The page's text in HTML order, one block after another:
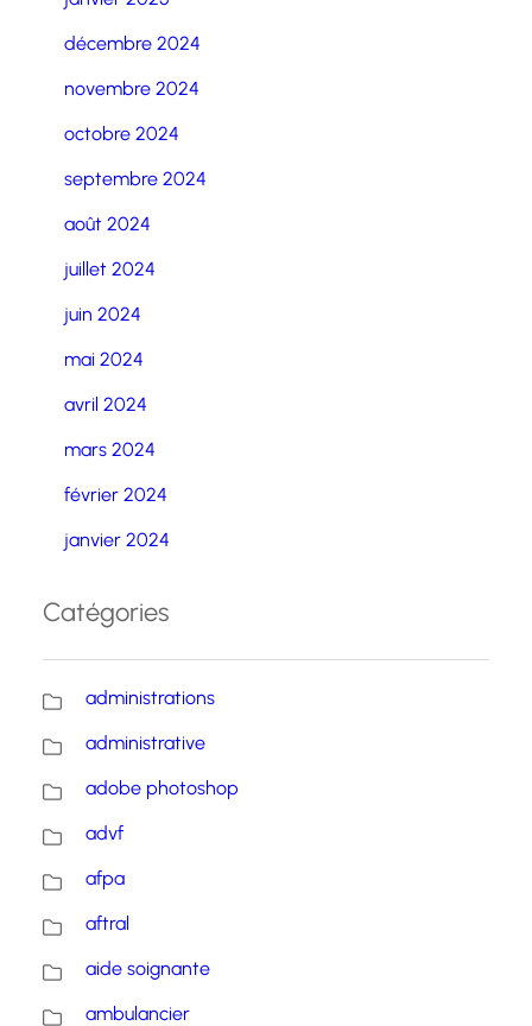
décembre 2024
novembre 2024
octobre 2024
septembre 2024
août 2024
juillet 2024
juin 2024
mai 2024
avril 2024
mars 2024
février 2024
janvier 2024
Catégories
administrations
administrative
adobe photoshop
advf
afpa
aftral
aide soignante
ambulancier